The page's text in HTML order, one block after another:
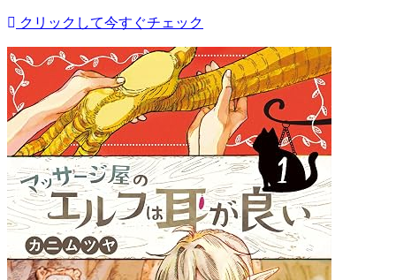
クリックして今すぐチェック